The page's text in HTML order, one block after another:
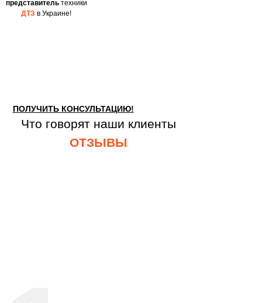
представительтехники
ДТЗ в Украине!
ПОЛУЧИТЬ КОНСУЛЬТАЦИЮ!
Что говорят наши клиенты
ОТЗЫВЫ